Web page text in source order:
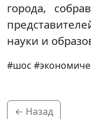
города,
науки и
#шос
← Назад